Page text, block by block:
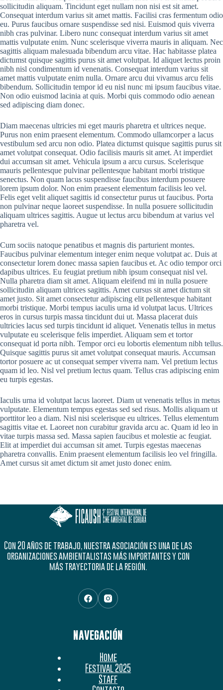
sollicitudin aliquam. Tincidunt eget nullam non nisi est sit amet.
Consequat interdum varius sit amet mattis. Facilisi cras fermentum odio
eu. Purus faucibus ornare suspendisse sed nisi. Euismod quis viverra
nibh cras pulvinar. Libero nunc consequat interdum varius sit amet
mattis vulputate enim. Nunc scelerisque viverra mauris in aliquam. Nec
sagittis aliquam malesuada bibendum arcu vitae. Hac habitasse platea
dictumst quisque sagittis purus sit amet volutpat. Id aliquet lectus proin
nibh nisl condimentum id venenatis. Consequat interdum varius sit
amet mattis vulputate enim nulla. Ornare arcu dui vivamus arcu felis
bibendum. Sollicitudin tempor id eu nisl nunc mi ipsum faucibus vitae.
Non odio euismod lacinia at quis. Morbi quis commodo odio aenean
sed adipiscing diam donec.
Diam maecenas ultricies mi eget mauris pharetra et ultrices neque.
Purus non enim praesent elementum. Commodo ullamcorper a lacus
vestibulum sed arcu non odio. Platea dictumst quisque sagittis purus sit
amet volutpat consequat. Odio facilisis mauris sit amet. At imperdiet
dui accumsan sit amet. Vehicula ipsum a arcu cursus. Scelerisque
mauris pellentesque pulvinar pellentesque habitant morbi tristique
senectus. Non quam lacus suspendisse faucibus interdum posuere
lorem ipsum dolor. Non enim praesent elementum facilisis leo vel.
Felis eget velit aliquet sagittis id consectetur purus ut faucibus. Porta
non pulvinar neque laoreet suspendisse. In nulla posuere sollicitudin
aliquam ultrices sagittis. Augue ut lectus arcu bibendum at varius vel
pharetra vel.
Cum sociis natoque penatibus et magnis dis parturient montes.
Faucibus pulvinar elementum integer enim neque volutpat ac. Duis at
consectetur lorem donec massa sapien faucibus et. Ac odio tempor orci
dapibus ultrices. Eu feugiat pretium nibh ipsum consequat nisl vel.
Nulla pharetra diam sit amet. Aliquam eleifend mi in nulla posuere
sollicitudin aliquam ultrices sagittis. Amet cursus sit amet dictum sit
amet justo. Sit amet consectetur adipiscing elit pellentesque habitant
morbi tristique. Morbi tempus iaculis urna id volutpat lacus. Ultrices
eros in cursus turpis massa tincidunt dui ut. Massa placerat duis
ultricies lacus sed turpis tincidunt id aliquet. Venenatis tellus in metus
vulputate eu scelerisque felis imperdiet. Aliquam sem et tortor
consequat id porta nibh. Tempor orci eu lobortis elementum nibh tellus.
Quisque sagittis purus sit amet volutpat consequat mauris. Accumsan
tortor posuere ac ut consequat semper viverra nam. Vel pretium lectus
quam id leo. Nisl vel pretium lectus quam. Tellus cras adipiscing enim
eu turpis egestas.
Iaculis urna id volutpat lacus laoreet. Diam ut venenatis tellus in metus
vulputate. Elementum tempus egestas sed sed risus. Mollis aliquam ut
porttitor leo a diam. Nisl nisi scelerisque eu ultrices. Tellus elementum
sagittis vitae et. Laoreet non curabitur gravida arcu ac. Quam id leo in
vitae turpis massa sed. Massa sapien faucibus et molestie ac feugiat.
Elit at imperdiet dui accumsan sit amet. Turpis egestas maecenas
pharetra convallis. Enim praesent elementum facilisis leo vel fringilla.
Amet cursus sit amet dictum sit amet justo donec enim.
Con 20 años de trabajo, nuestra asociación es una de las
organizaciones ambientalistas más importantes y con
más trayectoria de la región.
NAVEGACIÓN
Home
Festival 2025
Jurado
Staff